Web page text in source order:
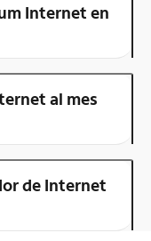
Internet en
al mes
de Internet